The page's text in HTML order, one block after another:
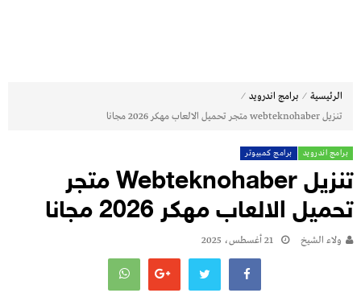
الرئيسية ⁄ برامج اندرويد ⁄
تنزيل webteknohaber متجر تحميل الالعاب مهكر 2026 مجانا
برامج اندرويد برامج كمبيوتر
تنزيل Webteknohaber متجر
تحميل الالعاب مهكر 2026 مجانا
ولاء الشيخ 21 أغسطس، 2025